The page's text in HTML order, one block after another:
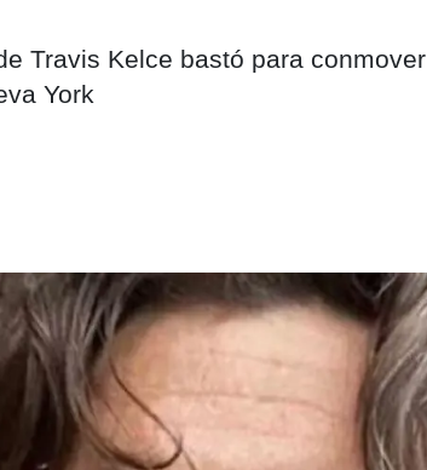
Travis Kelce bastó para conmover
York